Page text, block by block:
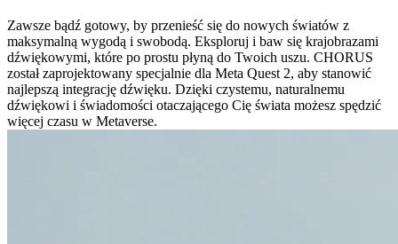
Zawsze bądź gotowy, by przenieść się do nowych światów z
maksymalną wygodą i swobodą. Eksploruj i baw się krajobrazami
dźwiękowymi, które po prostu płyną do Twoich uszu. CHORUS
został zaprojektowany specjalnie dla Meta Quest 2, aby stanowić
najlepszą integrację dźwięku. Dzięki czystemu, naturalnemu
dźwiękowi i świadomości otaczającego Cię świata możesz spędzić
więcej czasu w Metaverse.